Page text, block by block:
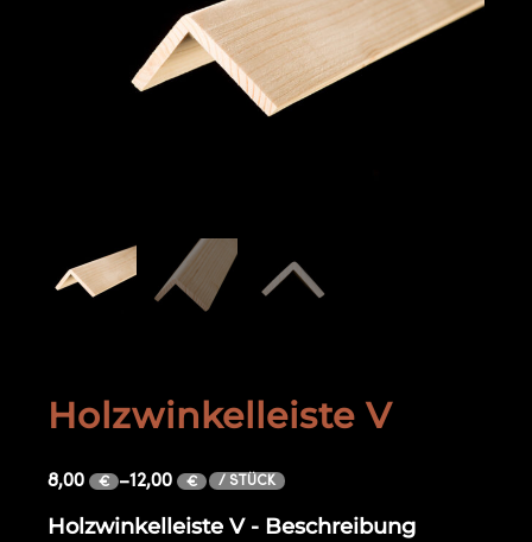
Holzwinkelleiste V
8,00 € –12,00 € / STÜCK
Holzwinkelleiste V - Beschreibung